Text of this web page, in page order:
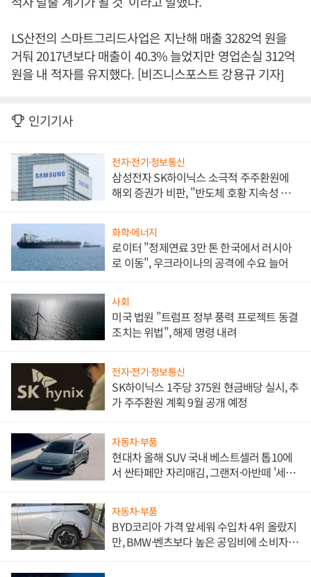
LS산전의 스마트그리드사업은 지난해 매출 3282억 원을
거둬 2017년보다 매출이 40.3% 늘었지만 영업손실 312억
원을 내 적자를 유지했다. [비즈니스포스트 강용규 기자]
인기기사
전자·전기·정보통신
삼성전자 SK하이닉스 소극적 주주환원에
해외 증권가 비판, "반도체 호황 지속성 의
화학·에너지
로이터 "정제연료 3만 톤 한국에서 러시아
로 이동", 우크라이나의 공격에 수요 늘어
사회
미국 법원 "트럼프 정부 풍력 프로젝트 동결
조치는 위법", 해제 명령 내려
전자·전기·정보통신
SK하이닉스 1주당 375원 현금배당 실시, 추
가 주주환원 계획 9월 공개 예정
자동차·부품
현대차 올해 SUV 국내 베스트셀러 톱10에
서 싼타페만 자리매김, 그랜저·아반떼 '세단
자동차·부품
BYD코리아 가격 앞세워 수입차 4위 올랐지
만, BMW·벤츠보다 높은 공임비에 소비자